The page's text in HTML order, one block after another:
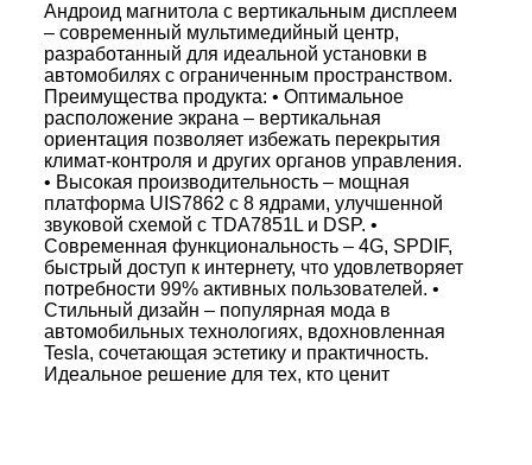
Андроид магнитола с вертикальным дисплеем
– современный мультимедийный центр,
разработанный для идеальной установки в
автомобилях с ограниченным пространством.
Преимущества продукта: • Оптимальное
расположение экрана – вертикальная
ориентация позволяет избежать перекрытия
климат-контроля и других органов управления.
• Высокая производительность – мощная
платформа UIS7862 с 8 ядрами, улучшенной
звуковой схемой с TDA7851L и DSP. •
Современная функциональность – 4G, SPDIF,
быстрый доступ к интернету, что удовлетворяет
потребности 99% активных пользователей. •
Стильный дизайн – популярная мода в
автомобильных технологиях, вдохновленная
Tesla, сочетающая эстетику и практичность.
Идеальное решение для тех, кто ценит